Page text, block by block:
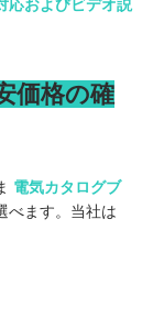
応およびビデオ説
価格の確
電気カタログブ